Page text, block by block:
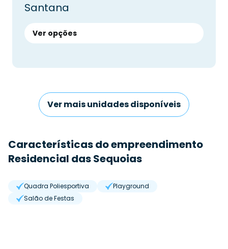
Santana
Ver opções
Ver mais unidades disponíveis
Características do empreendimento
Residencial das Sequoias
Quadra Poliesportiva
Playground
Salão de Festas